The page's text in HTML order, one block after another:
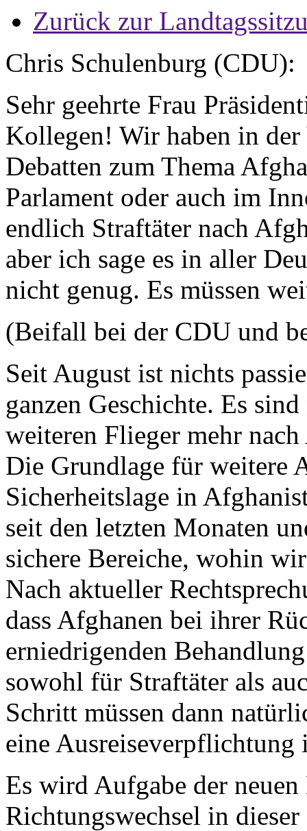
Zurück zur
Chris Schulenburg (CDU):
Sehr geehrte Frau
Kollegen! Wir haben in
Debatten zum Thema
Parlament oder auch im
endlich Straftäter nach
aber ich sage es in aller
nicht genug. Es müssen
(Beifall bei der CDU und
Seit August ist nichts
ganzen Geschichte. Es
weiteren Flieger mehr
Die Grundlage für weitere
Sicherheitslage in
seit den letzten Monaten
sichere Bereiche, wohin
Nach aktueller
dass Afghanen bei ihrer
erniedrigenden
sowohl für Straftäter als
Schritt müssen dann
eine
Es wird Aufgabe der
Richtungswechsel in